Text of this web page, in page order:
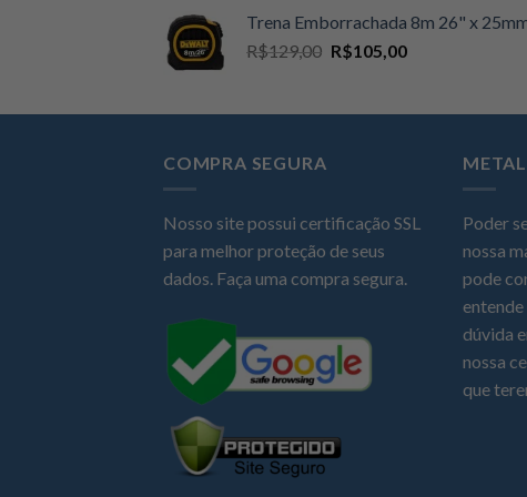
era:
R$89,00.
é:
R$74,90.
Trena Emborrachada 8m 26" x
R$129,00 O
era:
R$105,00O
é:
COMPRA SEGURA
Nosso site possui certificação SSL
para melhor proteção de seus
dados. Faça uma compra segura.
Poder
nossa
pode
dúvida
nossa
que